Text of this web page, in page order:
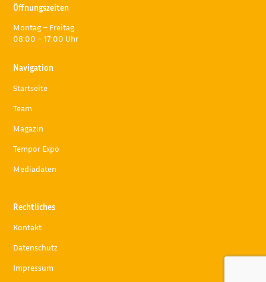
Öffnungszeiten
Montag – Freitag
08:00 – 17:00 Uhr
Navigation
Startseite
Team
Magazin
Tempor Expo
Mediadaten
Rechtliches
Kontakt
Datenschutz
Impressum